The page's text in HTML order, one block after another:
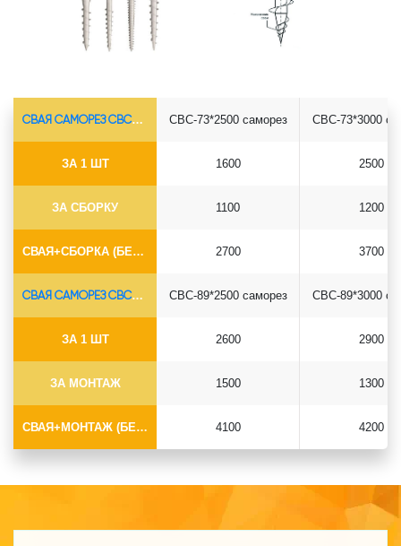
СВАЯ САМОРЕЗ СВС-Ø73*5.5
ЗА 1 ШТ
ЗА СБОРКУ
СВАЯ+СБОРКА (БЕЗ ОГОЛОВКА)
СВС-73*2500 саморез
1600
1100
2700
СВС-73*3000
2500
1200
3700
СВАЯ САМОРЕЗ СВС-Ø89*6.5
ЗА 1 ШТ
ЗА МОНТАЖ
СВАЯ+МОНТАЖ (БЕЗ ОГОЛОВКА)
СВС-89*2500 саморез
2600
1500
4100
СВС-89*3000
2900
1300
4200